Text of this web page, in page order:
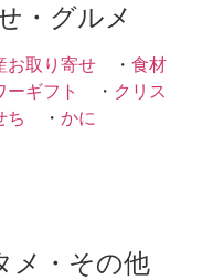
・グルメ
お取り寄せ ・ 食材
ーギフト ・ クリス
ち ・ かに
メ・その他